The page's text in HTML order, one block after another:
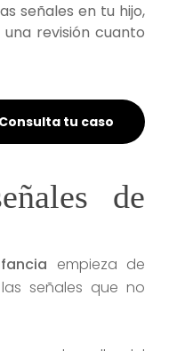
señales en tu hijo,
revisión cuanto
Consulta tu caso
de
empieza de
señales que no